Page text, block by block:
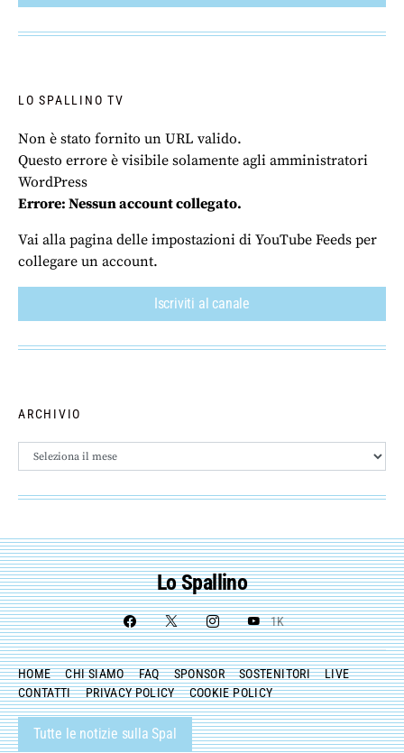
LO SPALLINO TV
Non è stato fornito un URL valido.
Questo errore è visibile solamente agli amministratori
WordPress
Errore: Nessun account collegato.
Vai alla pagina delle impostazioni di YouTube Feeds per
collegare un account.
Iscriviti al canale
ARCHIVIO
Archivio
Lo Spallino
1K
HOME CHI SIAMO FAQ SPONSOR SOSTENITORI
LIVE
CONTATTI
PRIVACY POLICY COOKIE POLICY
Tutte le notizie sulla Spal